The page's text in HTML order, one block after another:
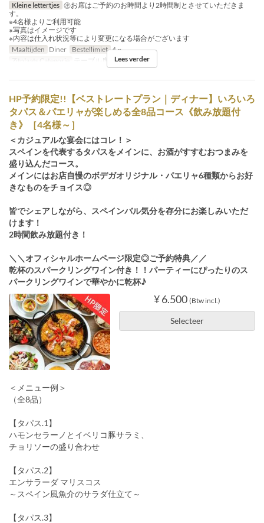
Kleine lettertjes ㊟お席はご予約のお時間より2時間制とさせていただきま
す。
※4名様よりご利用可能
※写真はイメージです
※内容は仕入れ状況等により変更になる場合がございます
Maaltijden Diner Bestellimiet 4 ~
Zitplaats Categorie
テーブル席, カウンター席
Lees verder
HP予約限定!!【ベストレートプラン｜ディナー】いろいろ
タパス＆パエリャが楽しめる全8品コース《飲み放題付
き》［4名様～］
＜カジュアルな宴会にはコレ！＞
スペインを代表するタパスをメインに、お酒がすすむおつまみを
盛り込んだコース。
メインにはお店自慢のボデガオリジナル・パエリャ6種類からお好
きなものをチョイス◎
皆でシェアしながら、スペインバル気分を存分にお楽しみいただ
けます！
2時間飲み放題付き！
＼＼オフィシャルホームページ限定◎ご予約特典／／
乾杯のスパークリングワイン付き！！パーティーにぴったりのス
パークリングワインで華やかに乾杯♪
¥ 6.500 (Btw incl.)
Selecteer
＜メニュー例＞
（全8品）
【タパス.1】
ハモンセラーノとイベリコ豚サラミ、
チョリソーの盛り合わせ
【タパス.2】
エンサラーダ マリスコス
～スペイン風魚介のサラダ仕立て～
【タパス.3】